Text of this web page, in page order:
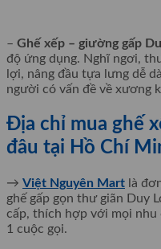
– Ghế xếp – giường gấp
độ ứng dụng. Nghĩ ngơi,
lợi, nâng đầu tựa lưng dễ
người có vấn đề về xương
Địa chỉ mua ghế
đâu tại Hồ Chí
→ Việt Nguyên Mart là
ghế gấp gọn thư giãn Duy
cấp, thích hợp với mọi nhu
1 cuộc gọi.